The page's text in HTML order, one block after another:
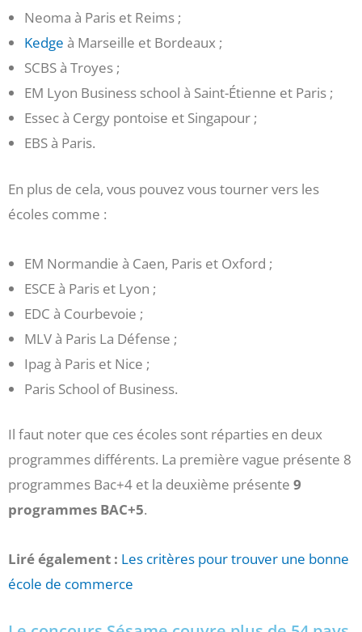
Neoma à Paris et Reims ;
Kedge à Marseille et Bordeaux ;
SCBS à Troyes ;
EM Lyon Business school à Saint-Étienne et Paris ;
Essec à Cergy pontoise et Singapour ;
EBS à Paris.
En plus de cela, vous pouvez vous tourner vers les
écoles comme :
EM Normandie à Caen, Paris et Oxford ;
ESCE à Paris et Lyon ;
EDC à Courbevoie ;
MLV à Paris La Défense ;
Ipag à Paris et Nice ;
Paris School of Business.
Il faut noter que ces écoles sont réparties en deux
programmes différents. La première vague présente 8
programmes Bac+4 et la deuxième présente 9
programmes BAC+5.
Liré également : Les critères pour trouver une bonne
école de commerce